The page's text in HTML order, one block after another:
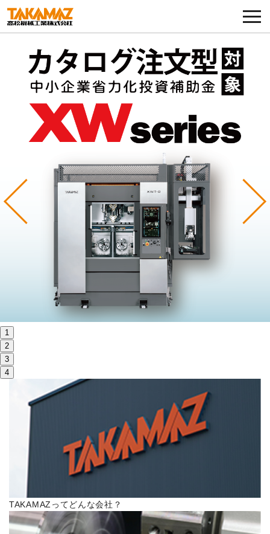
各種お問い合わせ・部品注文
採用に関してはこちらから
企業情報
展示会・イベント
コラム
製品ラインナップ
サステナビリティ
お問い合わせ
高松流技
ご利用に際して
当社のセキュリティへの取り組み
Previous
1
2
3
4
TAKAMAZってどんな会社？